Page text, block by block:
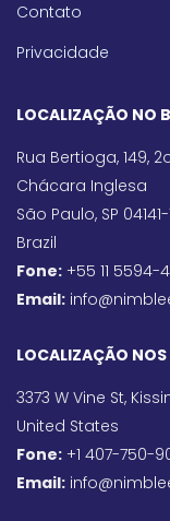
Contato
Privacidade
LOCALIZAÇÃO NO
Rua Bertioga, 149,
Chácara Inglesa
São Paulo, SP
Brazil
Fone: +55 11 5594-
Email:
LOCALIZAÇÃO
3373 W Vine St,
United States
Fone: +1 407-750-
Email: